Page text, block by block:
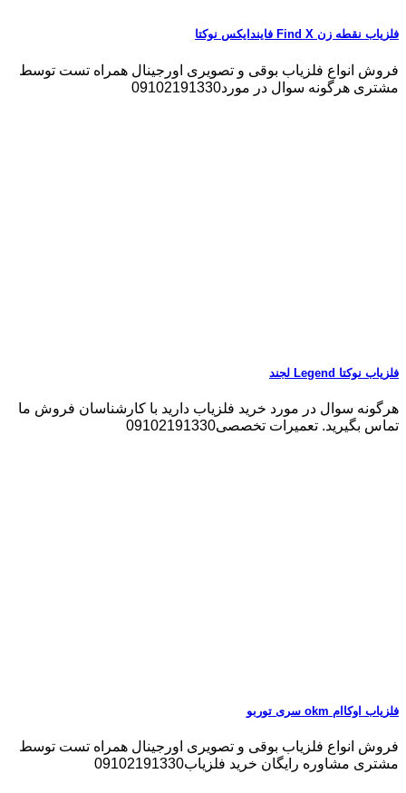
فلزیاب نقطه زن Find X فایندایکس نوکتا
فروش انواع فلزیاب بوقی و تصویری اورجینال همراه تست توسط
مشتری هرگونه سوال در مورد09102191330
فلزیاب نوکتا Legend لجند
هرگونه سوال در مورد خرید فلزیاب دارید با کارشناسان فروش ما
تماس بگیرید. تعمیرات تخصصی09102191330
فلزیاب اوکاام okm سری توربو
فروش انواع فلزیاب بوقی و تصویری اورجینال همراه تست توسط
مشتری مشاوره رایگان خرید فلزیاب09102191330